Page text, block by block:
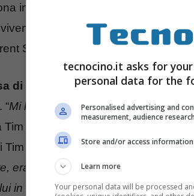
in attesa di un trapianto. Negli
vengono fatti ogni anno e la
Schlender e Rick Tetzeli.
di Palo Alto di Steve Jobs per
“Mi ha lasciato a bocca aperta, non
Cook. “
Tim Cook: “Qualcuno di egoista non
era davvero vicino alla morte a
in buona salute, compatibile e che
tecnocino.it asks for
personal data for the
Personalised advertising and
measurement, audience
Store and/or access information
Learn more
Your personal data will be processed